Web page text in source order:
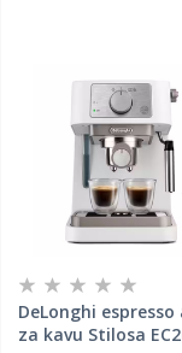
DeLonghi
za kavu Stilosa